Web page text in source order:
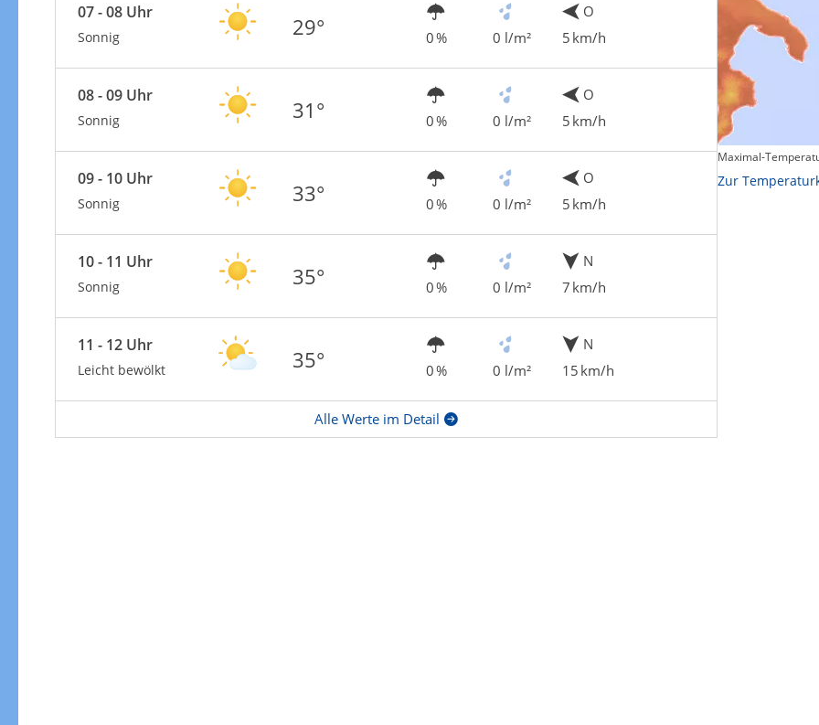
07 - 08 Uhr
Sonnig 29° 0 % 0 l/m²
O
5 km/h
08 - 09 Uhr
Sonnig 31° 0 % 0 l/m²
O
5 km/h
09 - 10 Uhr
Sonnig 33° 0 % 0 l/m²
O
5 km/h
10 - 11 Uhr
Sonnig 35° 0 % 0 l/m²
N
7 km/h
11 - 12 Uhr
Leicht bewölkt 35° 0 % 0 l/m²
N
15 km/h
Alle Werte im Detail
Gewitterrisiko in 3h
Zur Gewitterrisikokarte
Maximal-
Zur